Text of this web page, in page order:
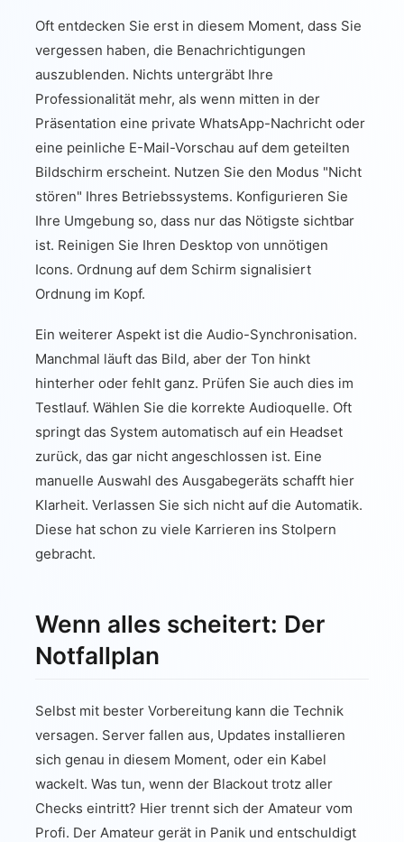
Oft entdecken Sie erst in diesem Moment, dass Sie
vergessen haben, die Benachrichtigungen
auszublenden. Nichts untergräbt Ihre
Professionalität mehr, als wenn mitten in der
Präsentation eine private WhatsApp-Nachricht oder
eine peinliche E-Mail-Vorschau auf dem geteilten
Bildschirm erscheint. Nutzen Sie den Modus "Nicht
stören" Ihres Betriebssystems. Konfigurieren Sie
Ihre Umgebung so, dass nur das Nötigste sichtbar
ist. Reinigen Sie Ihren Desktop von unnötigen
Icons. Ordnung auf dem Schirm signalisiert
Ordnung im Kopf.
Ein weiterer Aspekt ist die Audio-Synchronisation.
Manchmal läuft das Bild, aber der Ton hinkt
hinterher oder fehlt ganz. Prüfen Sie auch dies im
Testlauf. Wählen Sie die korrekte Audioquelle. Oft
springt das System automatisch auf ein Headset
zurück, das gar nicht angeschlossen ist. Eine
manuelle Auswahl des Ausgabegeräts schafft hier
Klarheit. Verlassen Sie sich nicht auf die Automatik.
Diese hat schon zu viele Karrieren ins Stolpern
gebracht.
Wenn alles scheitert: Der
Notfallplan
Selbst mit bester Vorbereitung kann die Technik
versagen. Server fallen aus, Updates installieren
sich genau in diesem Moment, oder ein Kabel
wackelt. Was tun, wenn der Blackout trotz aller
Checks eintritt? Hier trennt sich der Amateur vom
Profi. Der Amateur gerät in Panik und entschuldigt